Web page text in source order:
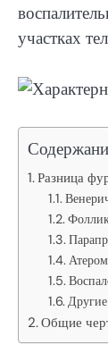
участках
Разница
Другие
Общие